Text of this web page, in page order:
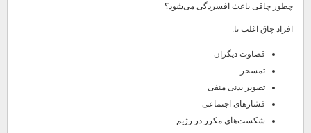
چطور چاقی باعث افسردگی می‌شود؟
افراد چاق اغلب با:
قضاوت دیگران
تمسخر
تصویر بدنی منفی
فشارهای اجتماعی
شکست‌های مکرر در رژیم